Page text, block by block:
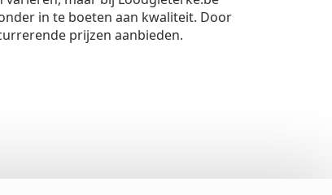
in te boeten aan kwaliteit. Door
prijzen aanbieden.